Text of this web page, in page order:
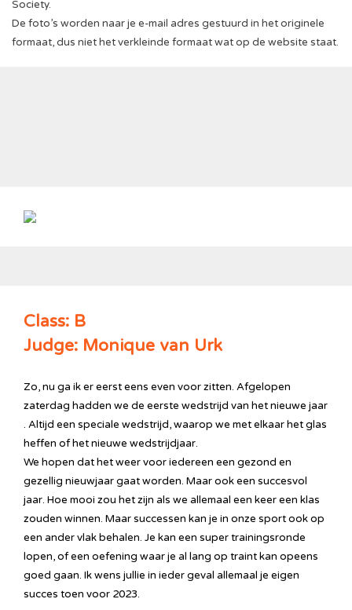
Society.
De foto’s worden naar je e-mail adres gestuurd in het originele
formaat, dus niet het verkleinde formaat wat op de website staat.
Class: B
Judge: Monique van Urk
Zo, nu ga ik er eerst eens even voor zitten. Afgelopen
zaterdag hadden we de eerste wedstrijd van het nieuwe jaar
. Altijd een speciale wedstrijd, waarop we met elkaar het glas
heffen of het nieuwe wedstrijdjaar.
We hopen dat het weer voor iedereen een gezond en
gezellig nieuwjaar gaat worden. Maar ook een succesvol
jaar. Hoe mooi zou het zijn als we allemaal een keer een klas
zouden winnen. Maar successen kan je in onze sport ook op
een ander vlak behalen. Je kan een super trainingsronde
lopen, of een oefening waar je al lang op traint kan opeens
goed gaan. Ik wens jullie in ieder geval allemaal je eigen
succes toen voor 2023.